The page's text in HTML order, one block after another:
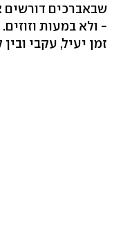
שבאברכים
- ולא במעות
זמן יעיל, עקבי